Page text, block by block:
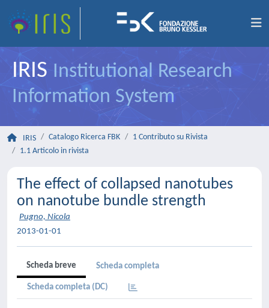
IRIS Institutional Research
Information System
IRIS Catalogo Ricerca FBK
1 Contributo su Rivista
1.1 Articolo in rivista
The effect of collapsed nanotubes
on nanotube bundle strength
Pugno, Nicola
2013-01-01
Scheda breve Scheda completa
Scheda completa (DC)